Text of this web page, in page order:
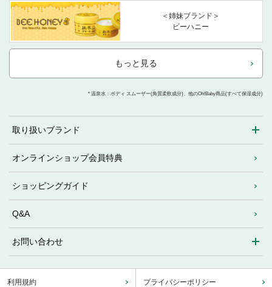
＜姉妹ブランド＞
ビーハニー
もっと見る
* 温泉水：ボディ スムーザー(角質柔軟成分)、他のOh!Baby商品(すべて保湿成分)
取り扱いブランド
オンラインショップ会員特典
ショッピングガイド
Q&A
お問い合わせ
利用規約 プライバシーポリシー